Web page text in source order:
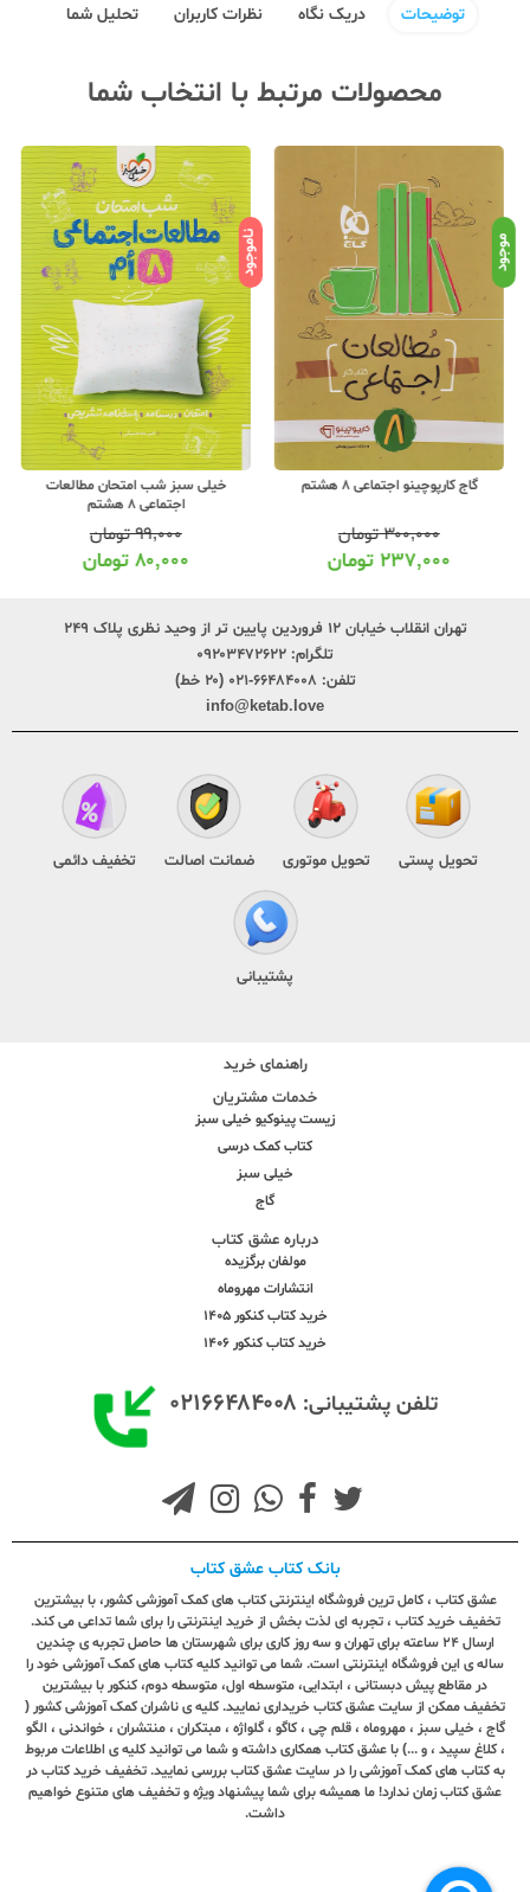
توضیحات دریک نگاه نظرات کاربران تحلیل شما
محصولات مرتبط با انتخاب شما
موجود
گاج کارپوچینو اجتماعی 8 هشتم
۳۰۰,۰۰۰تومان
۲۳۷,۰۰۰تومان
ناموجود
خیلی سبز شب امتحان مطالعات
اجتماعی 8 هشتم
۹۹,۰۰۰تومان
۸۰,۰۰۰تومان
تهران انقلاب خیابان ۱۲ فروردین پایین تر از وحید نظری پلاک ۲۴۹
تلگرام: ۰۹۲۰۳۴۷۲۶۲۲
تلفن: ۶۶۴۸۴۰۰۸-۰۲۱ (۲۰ خط)
info@ketab.love
تحویل پستی تحویل موتوری ضمانت اصالت تخفیف دائمی
پشتیبانی
راهنمای خرید
خدمات مشتریان
زیست پینوکیو خیلی سبز
کتاب کمک درسی
خیلی سبز
گاج
درباره عشق کتاب
مولفان برگزیده
انتشارات مهروماه
خرید کتاب کنکور 1405
خرید کتاب کنکور 1406
تلفن پشتیبانی: ۰۲۱۶۶۴۸۴۰۰۸
بانک کتاب عشق کتاب
عشق کتاب ، کامل ترین فروشگاه اینترنتی کتاب های کمک آموزشی کشور، با بیشترین
تخفیف خرید کتاب ، تجربه ای لذت بخش از خرید اینترنتی را برای شما تداعی می کند.
ارسال ٢٤ ساعته برای تهران و سه روز کاری برای شهرستان ها حاصل تجربه ی چندین
ساله ی این فروشگاه اینترنتی است. شما می توانید کلیه کتاب های کمک آموزشی خود را
در مقاطع پیش دبستانی ، ابتدایی، متوسطه اول، متوسطه دوم، کنکور با بیشترین
تخفیف ممکن از سایت عشق کتاب خریداری نمایید. کلیه ی ناشران کمک آموزشی کشور (
گاج ، خیلی سبز ، مهروماه ، قلم چی ، کاگو ، گلواژه ، مبتکران ، منتشران ، خواندنی ، الگو
، کلاغ سپید ، و ...) با عشق کتاب همکاری داشته و شما می توانید کلیه ی اطلاعات مربوط
به کتاب های کمک آموزشی را در سایت عشق کتاب بررسی نمایید. تخفیف خرید کتاب در
عشق کتاب زمان ندارد! ما همیشه برای شما پیشنهاد ویژه و تخفیف های متنوع خواهیم
داشت.